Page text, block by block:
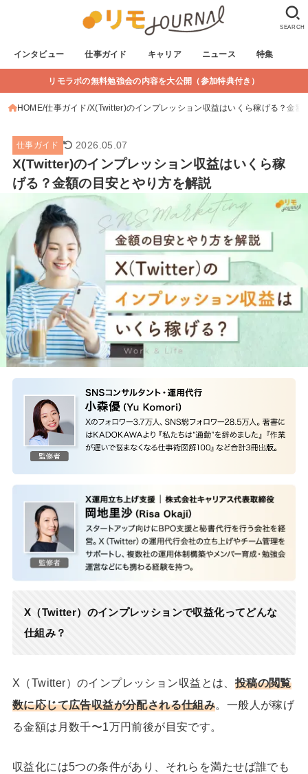
インタビュー 仕事ガイド キャリア ニュース 特集
SEARCH
リモラボの無料勉強会の内容を大公開（参加特典付き）
HOME 仕事ガイド X(Twitter)のインプレッション収益はいくら稼げる？金額
仕事ガイド 2026.05.07
X(Twitter)のインプレッション収益はいくら稼
げる？金額の目安とやり方を解説
X（Twitter）のインプレッションで収益化ってどんな
仕組み？
X（Twitter）のインプレッション収益とは、 投稿の閲覧
数に応じて広告収益が分配される仕組み。一般人が稼げ
る金額は月数千〜1万円前後が目安です。
収益化には5つの条件があり、それらを満たせば誰でも